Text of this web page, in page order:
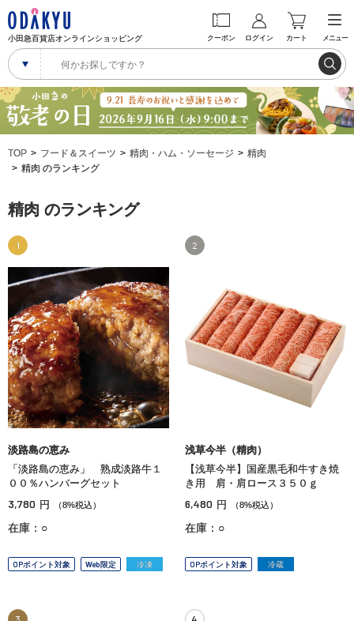
小田急百貨店オンラインショッピング クーポン ログイン カート メニュー
TOP フード＆スイーツ 精肉・ハム・ソーセージ
精肉
精肉 のランキング
精肉 のランキング
1
淡路島の恵み
「淡路島の恵み」 熟成淡路牛１
００％ハンバーグセット
3,780 円 （8%税込）
在庫：○
OPポイント対象 Web限定 冷凍
2
浅草今半（精肉）
【浅草今半】国産黒毛和牛すき焼
き用 肩・肩ロース３５０ｇ
6,480 円 （8%税込）
在庫：○
OPポイント対象 冷蔵
3 4